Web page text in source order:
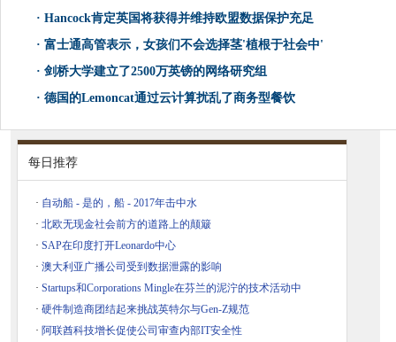
· Hancock肯定英国将获得并维持欧盟数据保护充足
· 富士通高管表示，女孩们不会选择茎'植根于社会中'
· 剑桥大学建立了2500万英镑的网络研究组
· 德国的Lemoncat通过云计算扰乱了商务型餐饮
每日推荐
· 自动船 - 是的，船 - 2017年击中水
· 北欧无现金社会前方的道路上的颠簸
· SAP在印度打开Leonardo中心
· 澳大利亚广播公司受到数据泄露的影响
· Startups和Corporations Mingle在芬兰的泥泞的技术活动中
· 硬件制造商团结起来挑战英特尔与Gen-Z规范
· 阿联酋科技增长促使公司审查内部IT安全性